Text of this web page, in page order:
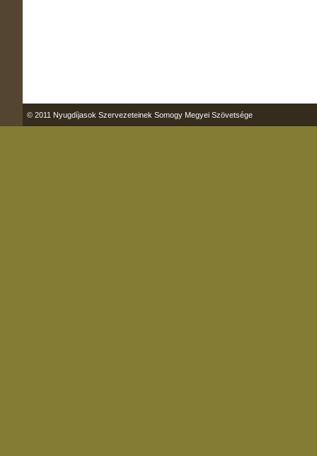
© 2011 Nyugdíjasok Szervezeteinek Somogy Megyei Szövetsége